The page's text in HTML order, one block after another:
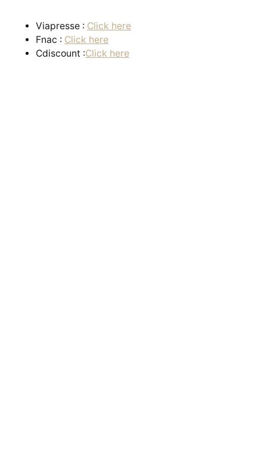
Viapresse : Click here
Fnac : Click here
Cdiscount :Click here